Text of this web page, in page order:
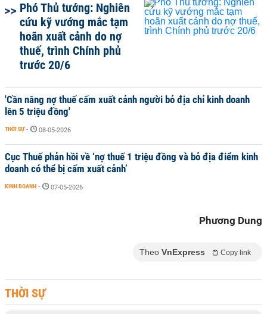
Phó Thủ tướng: Nghiên
cứu kỹ vướng mắc tạm
hoãn xuất cảnh do nợ
thuế, trình Chính phủ
trước 20/6
'Cần nâng nợ thuế cấm xuất cảnh người bỏ địa chỉ kinh doanh
lên 5 triệu đồng'
THỜI SỰ - 08-05-2026
Cục Thuế phản hồi về ‘nợ thuế 1 triệu đồng và bỏ địa điểm kinh
doanh có thể bị cấm xuất cảnh’
KINH DOANH - 07-05-2026
Phương Dung
Theo VnExpress Copy link
THỜI SỰ